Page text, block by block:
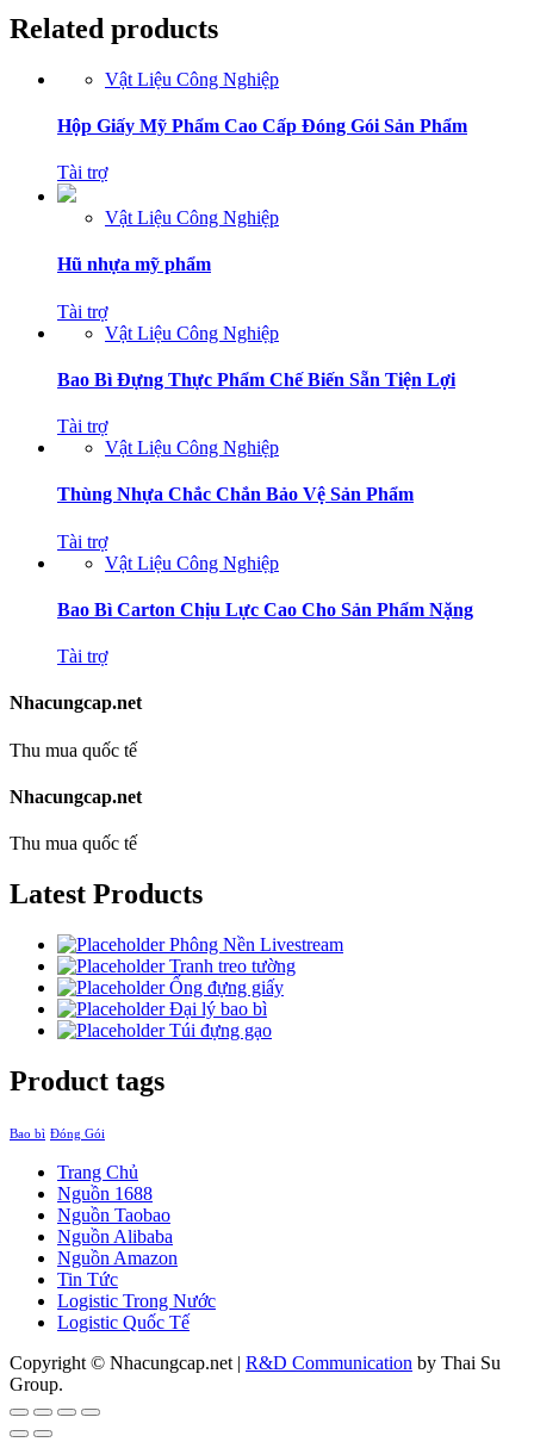
Related products
Vật Liệu Công Nghiệp
Hộp Giấy Mỹ Phẩm Cao Cấp Đóng Gói Sản Phẩm
Tài trợ
Vật Liệu Công Nghiệp
Hũ nhựa mỹ phẩm
Tài trợ
Vật Liệu Công Nghiệp
Bao Bì Đựng Thực Phẩm Chế Biến Sẵn Tiện Lợi
Tài trợ
Vật Liệu Công Nghiệp
Thùng Nhựa Chắc Chắn Bảo Vệ Sản Phẩm
Tài trợ
Vật Liệu Công Nghiệp
Bao Bì Carton Chịu Lực Cao Cho Sản Phẩm Nặng
Tài trợ
Nhacungcap.net
Thu mua quốc tế
Nhacungcap.net
Thu mua quốc tế
Latest Products
Phông Nền Livestream
Tranh treo tường
Ống đựng giấy
Đại lý bao bì
Túi đựng gạo
Product tags
Bao bì Đóng Gói
Trang Chủ
Nguồn 1688
Nguồn Taobao
Nguồn Alibaba
Nguồn Amazon
Tin Tức
Logistic Trong Nước
Logistic Quốc Tế
Copyright © Nhacungcap.net | R&D Communication by Thai Su
Group.